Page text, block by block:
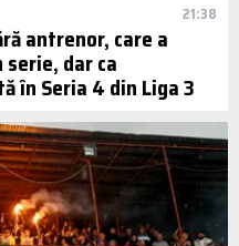
21:38
antrenor, care a
dar ca
în Seria 4 din Liga 3